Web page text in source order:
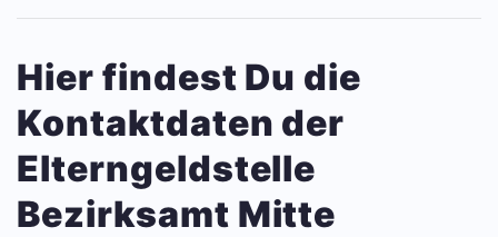
Hier findest Du die
Kontaktdaten der
Elterngeldstelle
Bezirksamt Mitte